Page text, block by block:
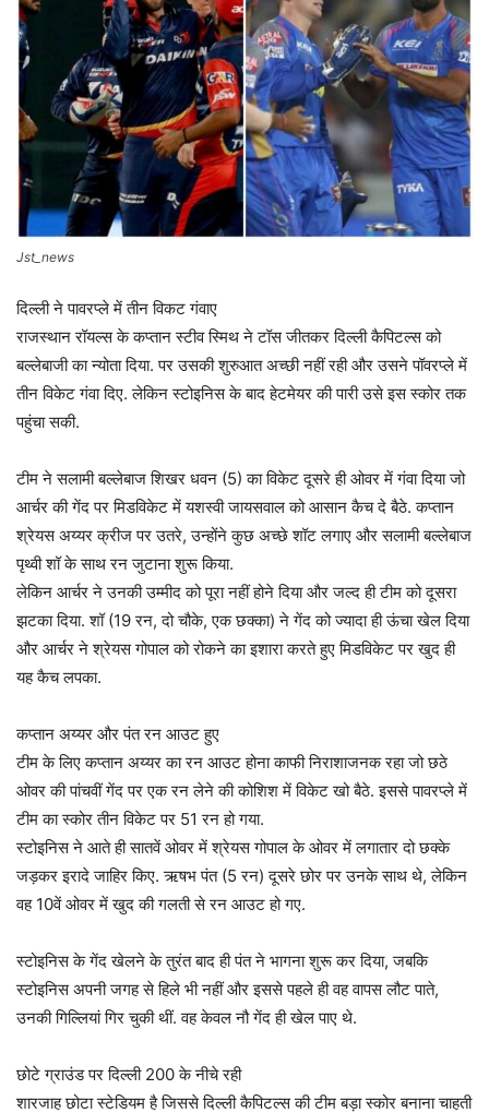
Jst_news
दिल्ली ने पावरप्ले में तीन विकट गंवाए
राजस्थान रॉयल्स के कप्तान स्टीव स्मिथ ने टॉस जीतकर दिल्ली कैपिटल्स को
बल्लेबाजी का न्योता दिया. पर उसकी शुरुआत अच्छी नहीं रही और उसने पॉवरप्ले में
तीन विकेट गंवा दिए. लेकिन स्टोइनिस के बाद हेटमेयर की पारी उसे इस स्कोर तक
पहुंचा सकी.
टीम ने सलामी बल्लेबाज शिखर धवन (5) का विकेट दूसरे ही ओवर में गंवा दिया जो
आर्चर की गेंद पर मिडविकेट में यशस्वी जायसवाल को आसान कैच दे बैठे. कप्तान
श्रेयस अय्यर क्रीज पर उतरे, उन्होंने कुछ अच्छे शॉट लगाए और सलामी बल्लेबाज
पृथ्वी शॉ के साथ रन जुटाना शुरू किया.
लेकिन आर्चर ने उनकी उम्मीद को पूरा नहीं होने दिया और जल्द ही टीम को दूसरा
झटका दिया. शॉ (19 रन, दो चौके, एक छक्का) ने गेंद को ज्यादा ही ऊंचा खेल दिया
और आर्चर ने श्रेयस गोपाल को रोकने का इशारा करते हुए मिडविकेट पर खुद ही
यह कैच लपका.
कप्तान अय्यर और पंत रन आउट हुए
टीम के लिए कप्तान अय्यर का रन आउट होना काफी निराशाजनक रहा जो छठे
ओवर की पांचवीं गेंद पर एक रन लेने की कोशिश में विकेट खो बैठे. इससे पावरप्ले में
टीम का स्कोर तीन विकेट पर 51 रन हो गया.
स्टोइनिस ने आते ही सातवें ओवर में श्रेयस गोपाल के ओवर में लगातार दो छक्के
जड़कर इरादे जाहिर किए. ऋषभ पंत (5 रन) दूसरे छोर पर उनके साथ थे, लेकिन
वह 10वें ओवर में खुद की गलती से रन आउट हो गए.
स्टोइनिस के गेंद खेलने के तुरंत बाद ही पंत ने भागना शुरू कर दिया, जबकि
स्टोइनिस अपनी जगह से हिले भी नहीं और इससे पहले ही वह वापस लौट पाते,
उनकी गिल्लियां गिर चुकी थीं. वह केवल नौ गेंद ही खेल पाए थे.
छोटे ग्राउंड पर दिल्ली 200 के नीचे रही
शारजाह छोटा स्टेडियम है जिससे दिल्ली कैपिटल्स की टीम बड़ा स्कोर बनाना चाहती